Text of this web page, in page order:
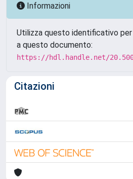
Informazioni
Utilizza questo identificativo
a questo documento:
https://hdl.handle.net/
Citazioni